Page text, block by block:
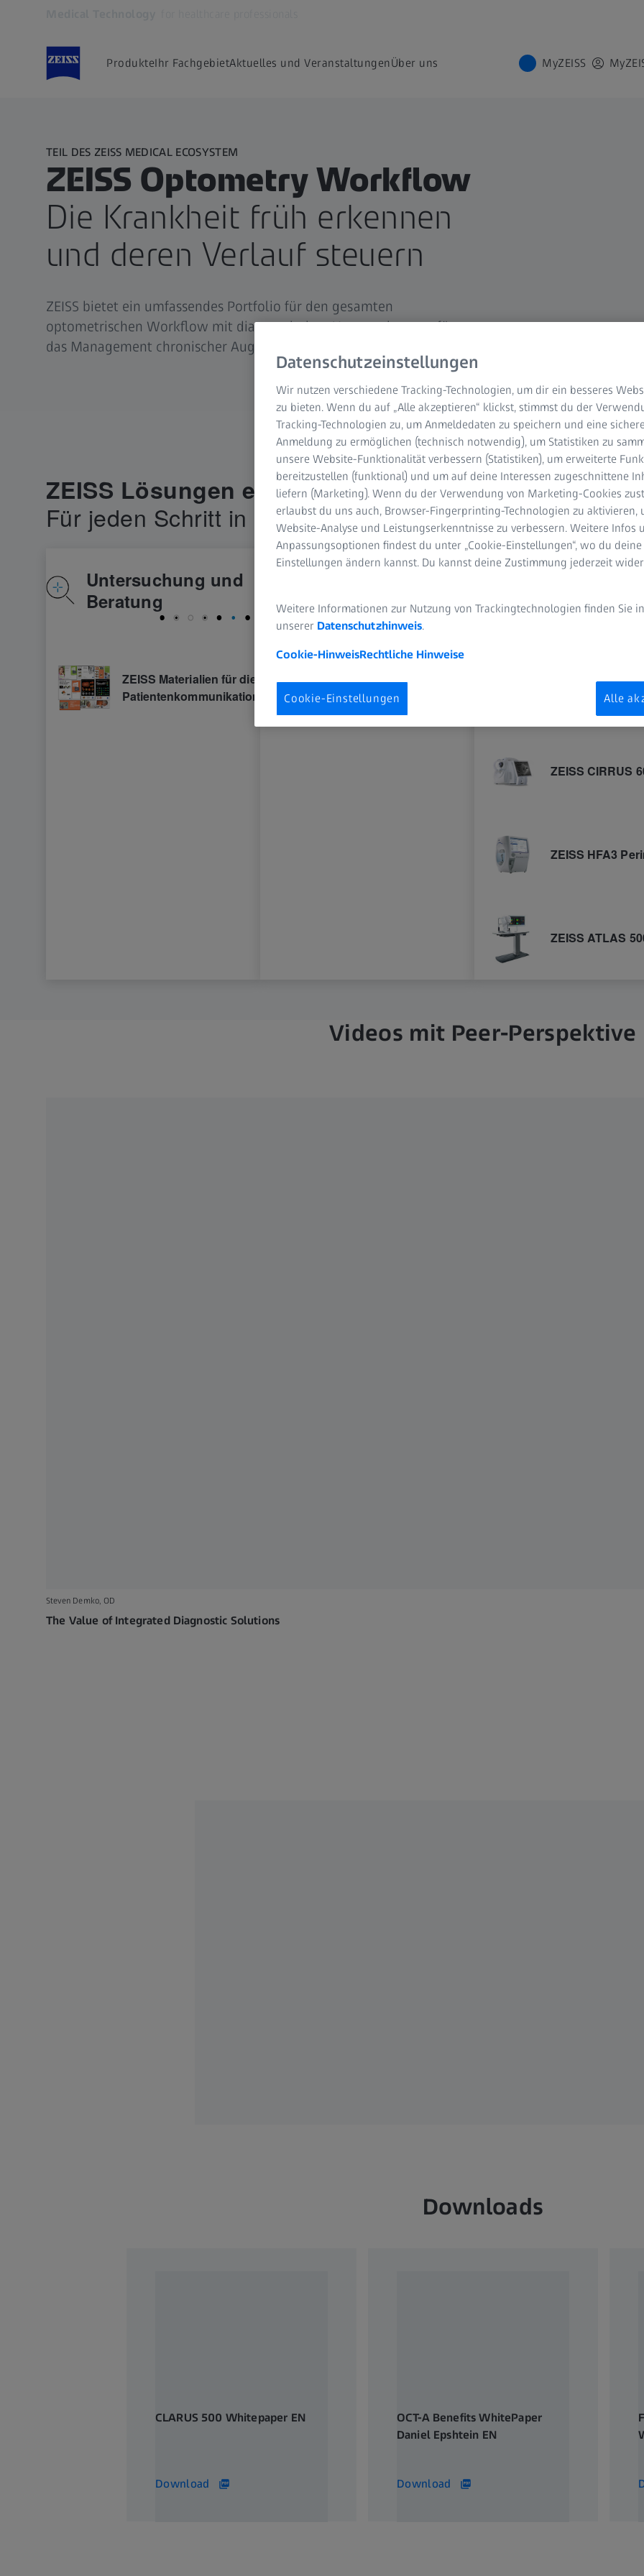
ProdukteIhr FachgebietAktuelles und VeranstaltungenÜber uns MyZEISS
TEIL DES ZEISS MEDICAL ECOSYSTEM
ZEISS Optometry Workflow
Die Krankheit früh erkennen
und deren Verlauf steuern
ZEISS bietet ein umfassendes Portfolio für den gesamten
optometrischen Workflow mit diagnostischen Untersuchungen für
das Management chronischer Augenerkrankungen.
Videos mit Peer-Perspektive
Steven Demko, OD
The Value of Integrated Diagnostic Solutions
Downloads
CLARUS 500 Whitepaper EN
Download
OCT-A Benefits WhitePaper
Daniel Epshtein EN
Download
Datenschutzeinstellungen
Wir nutzen verschiedene Tracking-Technologien, um dir ein besseres
zu bieten. Wenn du auf „Alle akzeptieren“ klickst, stimmst du der
Tracking-Technologien zu, um Anmeldedaten zu speichern und eine sichere
Anmeldung zu ermöglichen (technisch notwendig), um Statistiken zu
unsere Website-Funktionalität verbessern (Statistiken), um erweiterte
bereitzustellen (funktional) und um auf deine Interessen zugeschnittene
liefern (Marketing). Wenn du der Verwendung von Marketing-Cookies
erlaubst du uns auch, Browser-Fingerprinting-Technologien zu aktivieren,
Website-Analyse und Leistungserkenntnisse zu verbessern. Weitere Infos
Anpassungsoptionen findest du unter „Cookie-Einstellungen“, wo du deine
Einstellungen ändern kannst. Du kannst deine Zustimmung jederzeit
Weitere Informationen zur Nutzung von Trackingtechnologien finden Sie in
unserer Datenschutzhinweis.
Cookie-HinweisRechtliche Hinweise
Cookie-Einstellungen Alle